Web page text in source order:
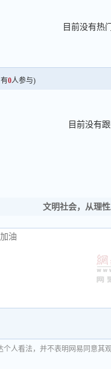
目前没有热
0人参与)
目前没有
文明社会，从理
个人看法，并不表明网易同意其